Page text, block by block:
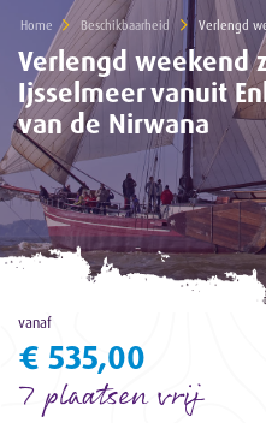
Home Beschikbaarheid Current:
Verlengd weekend zeilen
Verlengd weekend
Ijsselmeer vanuit
van de Nirwana
vanaf
€ 535,00
7 plaatsen vrij